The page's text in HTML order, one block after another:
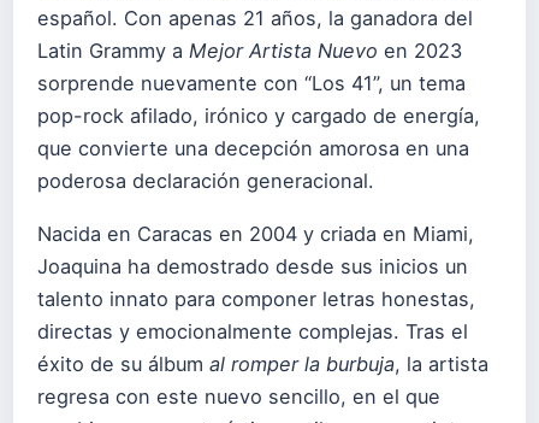
español. Con apenas 21 años, la ganadora del
Latin Grammy a Mejor Artista Nuevo en 2023
sorprende nuevamente con “Los 41”, un tema
pop-rock afilado, irónico y cargado de energía,
que convierte una decepción amorosa en una
poderosa declaración generacional.
Nacida en Caracas en 2004 y criada en Miami,
Joaquina ha demostrado desde sus inicios un
talento innato para componer letras honestas,
directas y emocionalmente complejas. Tras el
éxito de su álbum al romper la burbuja, la artista
regresa con este nuevo sencillo, en el que